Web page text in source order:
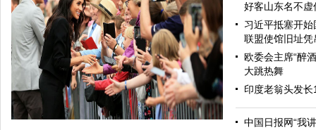
好客山东名不虚
习近平抵塞开
联盟使馆旧址凭
欧委会主席“醉
大跳热舞
印度老翁头发
中国日报网“我